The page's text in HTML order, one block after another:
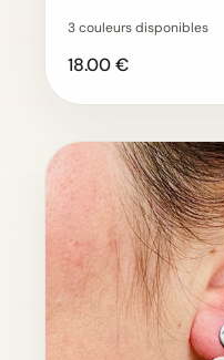
3 couleurs disponibles
18.00 €